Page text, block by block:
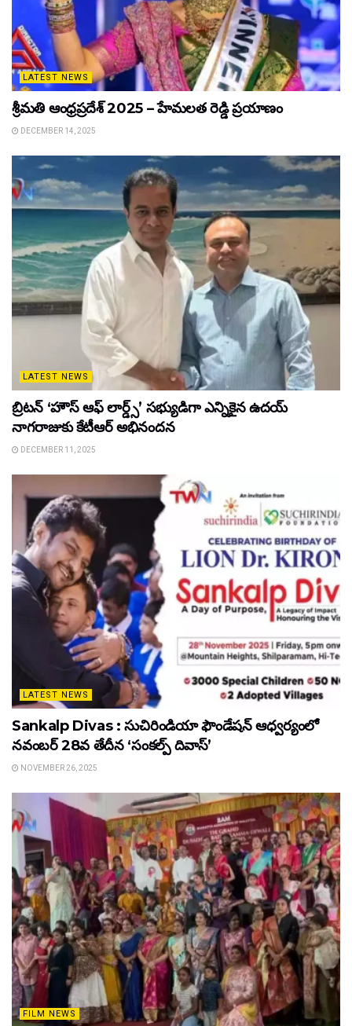
LATEST NEWS
శ్రీమతి ఆంధ్రప్రదేశ్ 2025 – హేమలత రెడ్డి ప్రయాణం
DECEMBER 14, 2025
LATEST NEWS
బ్రిటన్ ‘హౌస్ ఆఫ్ లార్డ్స్’ సభ్యుడిగా ఎన్నికైన ఉదయ్
నాగరాజుకు కేటీఆర్ అభినందన
DECEMBER 11, 2025
LATEST NEWS
Sankalp Divas : సుచిరిండియా ఫౌండేషన్ ఆధ్వర్యంలో
నవంబర్ 28వ తేదీన ‘సంకల్ప్ దివాస్’
NOVEMBER 26, 2025
FILM NEWS